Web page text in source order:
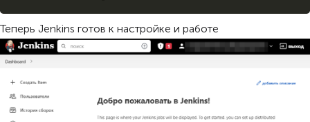
Теперь Jenkins готов к настройке и работе